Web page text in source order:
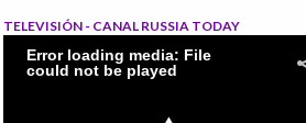
TELEVISIÓN - CANAL RUSSIA TODAY